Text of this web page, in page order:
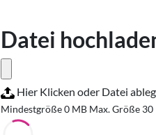
Datei
Hier Klicken oder Datei
Mindestgröße 0 MB Max. Größe 30